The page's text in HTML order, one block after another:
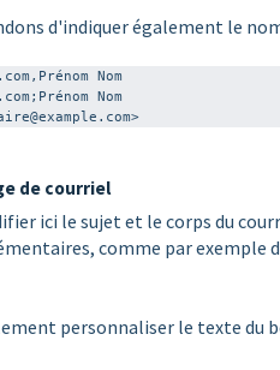
d'indiquer également le
Nom
Nom
de courriel
ici le sujet et le corps du
comme par exemple
personnaliser le texte du